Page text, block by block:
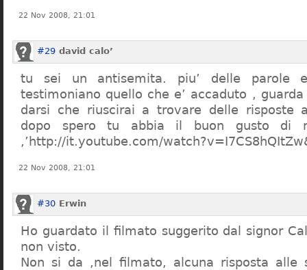
22 Nov 2008, 21:01
#29 david calo’
tu sei un antisemita. piu’ delle parole
testimoniano quello che e’ accaduto , guarda
darsi che riuscirai a trovare delle risposte
dopo spero tu abbia il buon gusto di
,’http://it.youtube.com/
22 Nov 2008, 21:01
#30 Erwin
Ho guardato il filmato suggerito dal signor
non visto.
Non si da ,nel filmato, alcuna risposta alle